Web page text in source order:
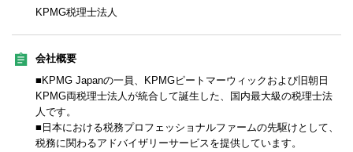
KPMG税理士法人
会社概要
■KPMG Japanの一員、KPMGピートマーウィックおよび旧朝日
KPMG両税理士法人が統合して誕生した、国内最大級の税理士法
人です。
■日本における税務プロフェッショナルファームの先駆けとして、
税務に関わるアドバイザリーサービスを提供しています。